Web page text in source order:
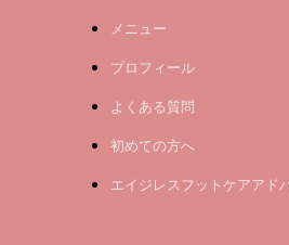
メニュー
プロフィール
よくある質問
初めての方へ
エイジレスフットケアアド